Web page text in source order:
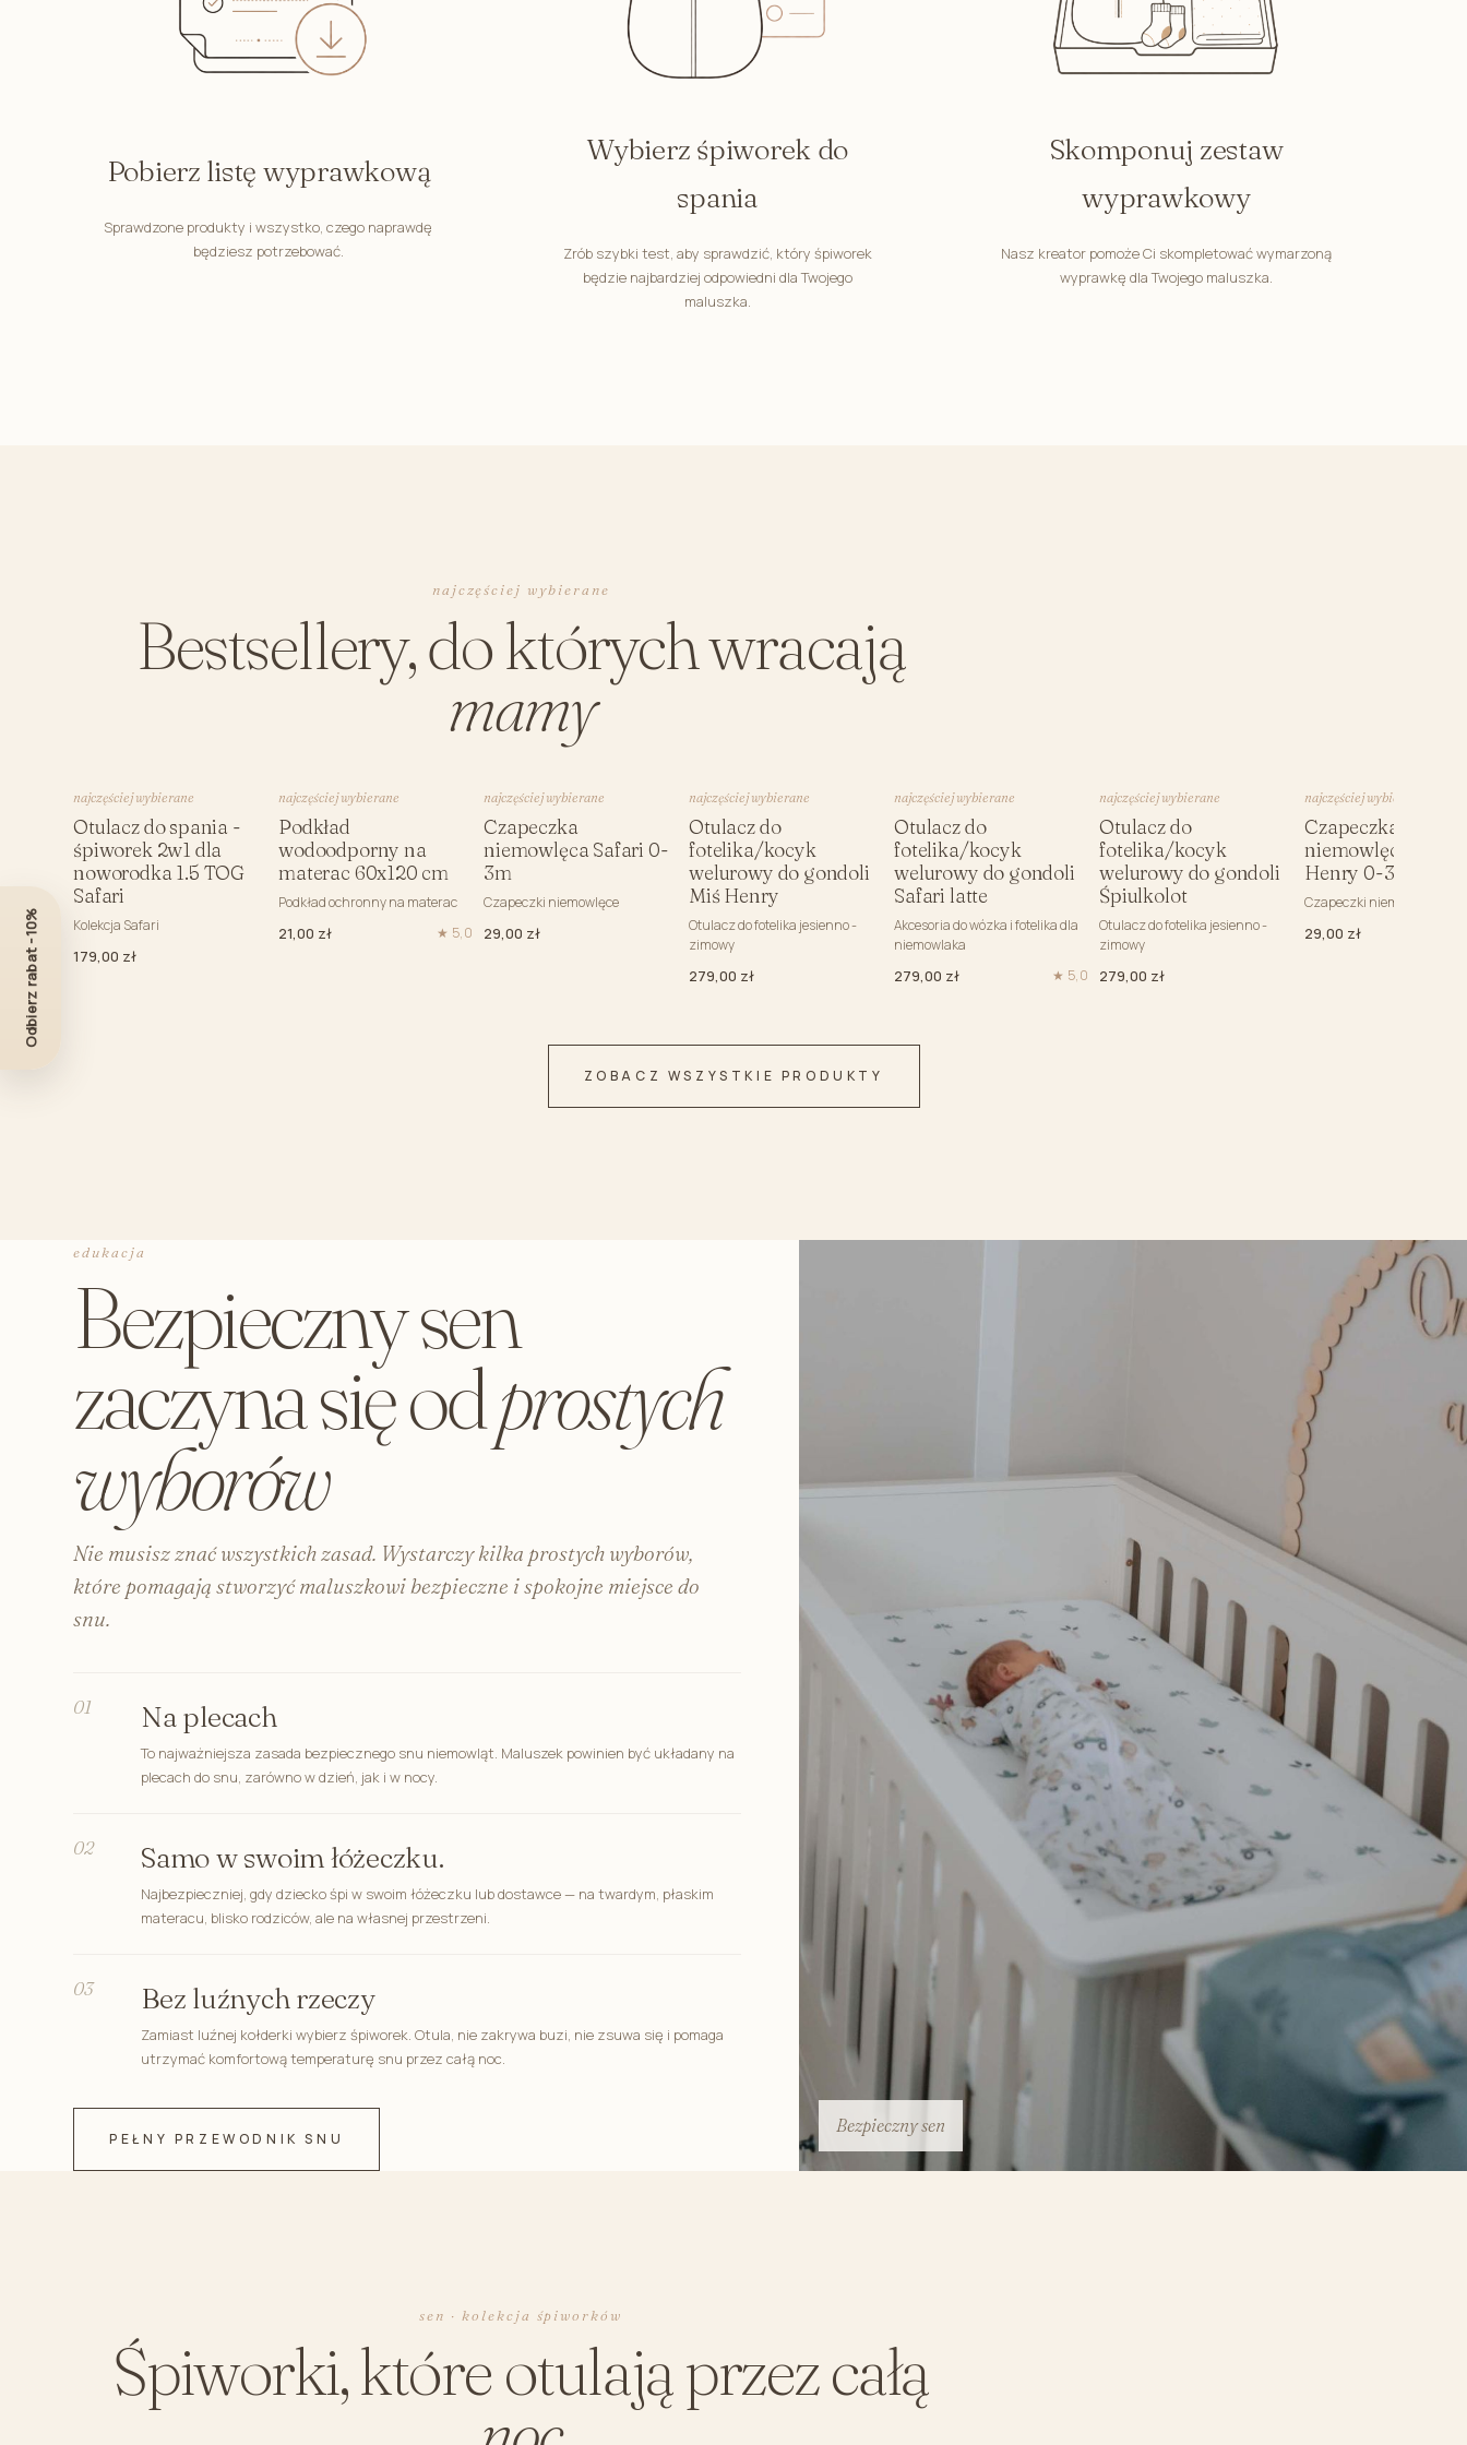
Pastelowe Misie
Bunny Line
Pobierz listę wyprawkową
Sprawdzone produkty i wszystko, czego naprawdę
będziesz potrzebować.
Wybierz śpiworek do
spania
Zrób szybki test, aby sprawdzić, który śpiworek
będzie najbardziej odpowiedni dla Twojego
maluszka.
Skomponuj zestaw
wyprawkowy
Nasz kreator pomoże Ci skompletować wymarzoną
wyprawkę dla Twojego maluszka.
najczęściej wybierane
Bestsellery, do których wracają
mamy
najczęściej wybierane
Otulacz do spania -
śpiworek 2w1 dla
noworodka 1.5 TOG
Safari
Kolekcja Safari
179,00 zł
najczęściej wybierane
Podkład
wodoodporny na
materac 60x120 cm
Podkład ochronny na materac
21,00 zł ★ 5,0
najczęściej wybierane
Czapeczka
niemowlęca Safari 0-
3m
Czapeczki niemowlęce
29,00 zł
najczęściej wybierane
Otulacz do
fotelika/kocyk
welurowy do gondoli
Miś Henry
Otulacz do fotelika jesienno -
zimowy
279,00 zł
najczęściej wybierane
Otulacz do
fotelika/kocyk
welurowy do gondoli
Safari latte
Akcesoria do wózka i fotelika dla
niemowlaka
279,00 zł ★ 5,0
najczęściej wybierane
Otulacz do
fotelika/kocyk
welurowy do gondoli
Śpiulkolot
Otulacz do fotelika jesienno -
zimowy
279,00 zł
najczęściej wybierane
Czapeczka
niemowlęca Miś
Henry 0-3m
Czapeczki niemowlęce
29,00 zł
ZOBACZ WSZYSTKIE PRODUKTY
edukacja
Bezpieczny sen
zaczyna się odprostych
wyborów
Nie musisz znać wszystkich zasad. Wystarczy kilka prostych wyborów,
które pomagają stworzyć maluszkowi bezpieczne i spokojne miejsce do
snu.
01 Na plecach
To najważniejsza zasada bezpiecznego snu niemowląt. Maluszek powinien być układany na
plecach do snu, zarówno w dzień, jak i w nocy.
02 Samo w swoim łóżeczku.
Najbezpieczniej, gdy dziecko śpi w swoim łóżeczku lub dostawce — na twardym, płaskim
materacu, blisko rodziców, ale na własnej przestrzeni.
03 Bez luźnych rzeczy
Zamiast luźnej kołderki wybierz śpiworek. Otula, nie zakrywa buzi, nie zsuwa się i pomaga
utrzymać komfortową temperaturę snu przez całą noc.
PEŁNY PRZEWODNIK SNU
Bezpieczny sen
sen · kolekcja śpiworków
Śpiworki, które otulają przez całą
Odbierz rabat -10%